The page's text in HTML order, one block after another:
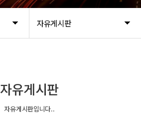
자유게시판
자유게시판
자유게시판입니다..